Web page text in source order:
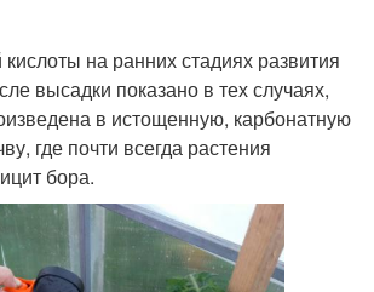
на ранних стадиях развития
высадки показано в тех случаях,
в истощенную, карбонатную
где почти всегда растения
бора.